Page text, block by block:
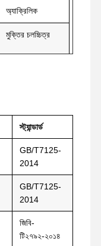
আমাদের সম্পর্কে
অ্যাক্রিলিক
মুক্তির চলচ্চিত্র
স্ট্যান্ডার্ড
GB/T7125-
2014
GB/T7125-
2014
জিবি-
টি২৭৯২-২০১৪